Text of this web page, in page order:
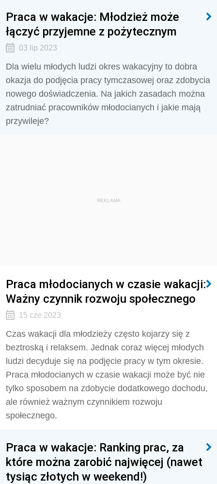
Praca w wakacje: Młodzież może
łączyć przyjemne z pożytecznym
03 lip 2023
Dla wielu młodych ludzi okres wakacyjny to dobra
okazja do podjęcia pracy tymczasowej oraz zdobycia
nowego doświadczenia. Na jakich zasadach można
zatrudniać pracowników młodocianych i jakie mają
przywileje?
REKLAMA
Praca młodocianych w czasie wakacji:
Ważny czynnik rozwoju społecznego
15 cze 2023
Czas wakacji dla młodzieży często kojarzy się z
beztroską i relaksem. Jednak coraz więcej młodych
ludzi decyduje się na podjęcie pracy w tym okresie.
Praca młodocianych w czasie wakacji może być nie
tylko sposobem na zdobycie dodatkowego dochodu,
ale również ważnym czynnikiem rozwoju
społecznego.
Praca w wakacje: Ranking prac, za
które można zarobić najwięcej (nawet
tysiąc złotych w weekend!)